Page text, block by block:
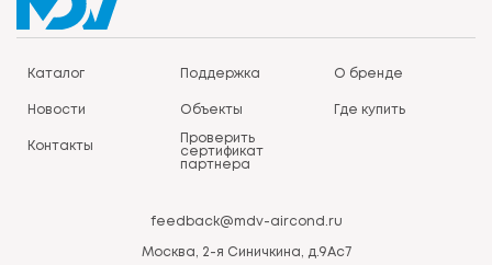
Каталог Поддержка О бренде
Новости Объекты Где купить
Контакты
Проверить
сертификат
партнера
feedback@mdv-aircond.ru
Москва, 2-я Синичкина, д.9Ас7